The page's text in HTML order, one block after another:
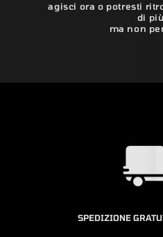
agisci ora o potresti
di
ma non
SPEDIZIONE